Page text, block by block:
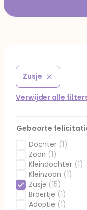
Zusje
Verwijder filter
Verwijder alle
Geboorte
Dochter (1)
Gefilterd op
Zoon (1)
Gefilterd op
Kleindochter (1)
Gefilterd op
Kleinzoon (1)
Gefilterd op
Zusje (15)
Broertje (1)
Gefilterd op
Adoptie (1)